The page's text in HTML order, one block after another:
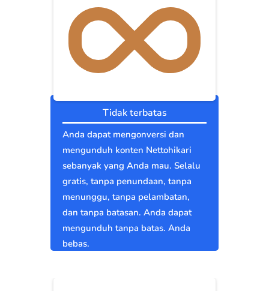
Tidak terbatas
Anda dapat mengonversi dan
mengunduh konten Nettohikari
sebanyak yang Anda mau. Selalu
gratis, tanpa penundaan, tanpa
menunggu, tanpa pelambatan,
dan tanpa batasan. Anda dapat
mengunduh tanpa batas. Anda
bebas.